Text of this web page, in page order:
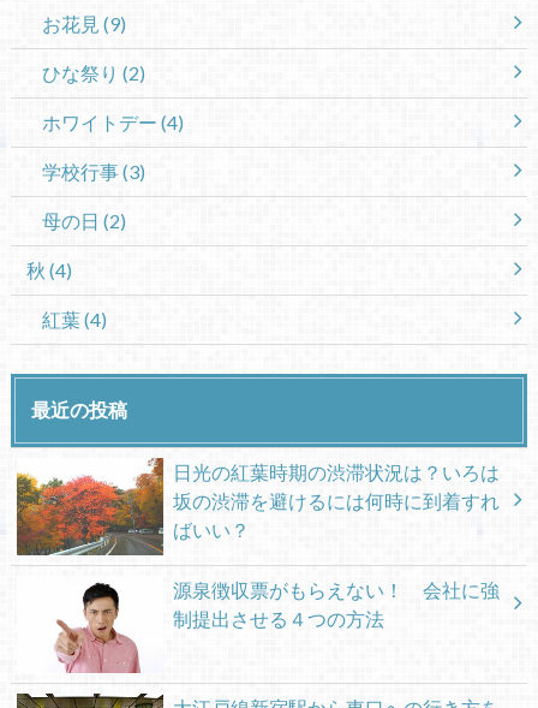
お花見 (9)
ひな祭り (2)
ホワイトデー (4)
学校行事(3)
母の日 (2)
秋 (4)
紅葉(4)
最近の投稿
日光の紅葉時期の渋滞状況は？いろは
坂の渋滞を避けるには何時に到着すれ
ばいい？
源泉徴収票がもらえない！ 会社に強
制提出させる４つの方法